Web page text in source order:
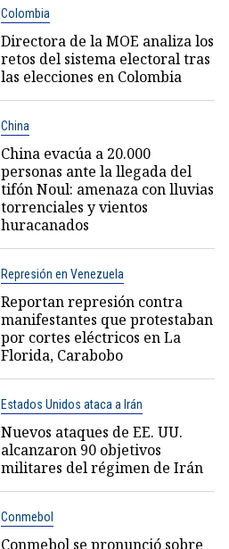
Colombia
Directora de la MOE analiza los
retos del sistema electoral tras
las elecciones en Colombia
China
China evacúa a 20.000
personas ante la llegada del
tifón Noul: amenaza con lluvias
torrenciales y vientos
huracanados
Represión en Venezuela
Reportan represión contra
manifestantes que protestaban
por cortes eléctricos en La
Florida, Carabobo
Estados Unidos ataca a Irán
Nuevos ataques de EE. UU.
alcanzaron 90 objetivos
militares del régimen de Irán
Conmebol
Conmebol se pronunció sobre